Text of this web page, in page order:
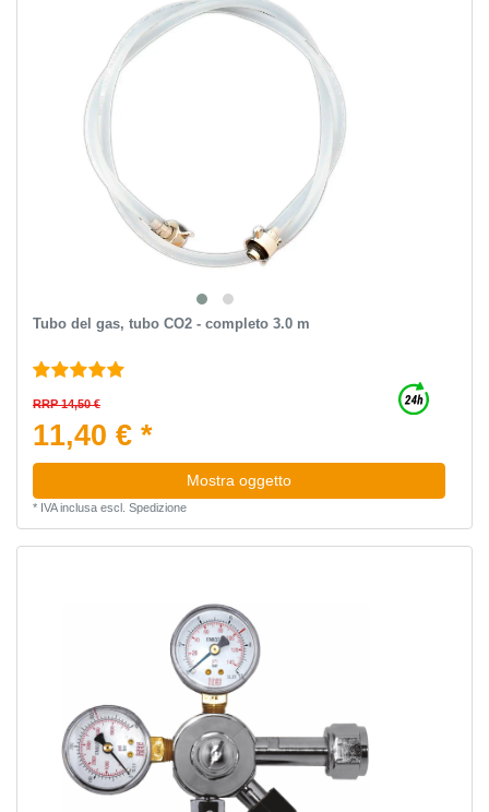
Tubo del gas, tubo CO2 - completo 3.0 m
RRP 14,50 €
11,40 € *
Mostra oggetto
* IVA inclusaescl. Spedizione